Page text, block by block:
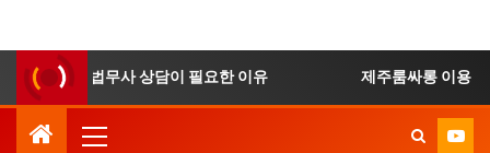
신청 시 법무사 상담이 필요한 이유 제주룸싸롱 이용 전